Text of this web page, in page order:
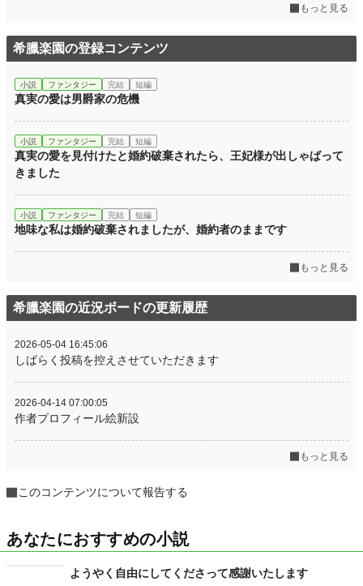
もっと見る
希臘楽園の登録コンテンツ
小説 ファンタジー 完結 短編
真実の愛は男爵家の危機
小説 ファンタジー 完結 短編
真実の愛を見付けたと婚約破棄されたら、王妃様が出しゃばって
きました
小説 ファンタジー 完結 短編
地味な私は婚約破棄されましたが、婚約者のままです
もっと見る
希臘楽園の近況ボードの更新履歴
2026-05-04 16:45:06
しばらく投稿を控えさせていただきます
2026-04-14 07:00:05
作者プロフィール絵新設
もっと見る
このコンテンツについて報告する
あなたにおすすめの小説
ようやく自由にしてくださって感謝いたします